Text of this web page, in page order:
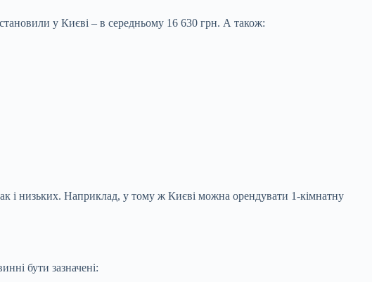
у Києві – в середньому 16 630 грн. А також:
і низьких. Наприклад, у тому ж Києві можна орендувати 1-кімнатну
бути зазначені: